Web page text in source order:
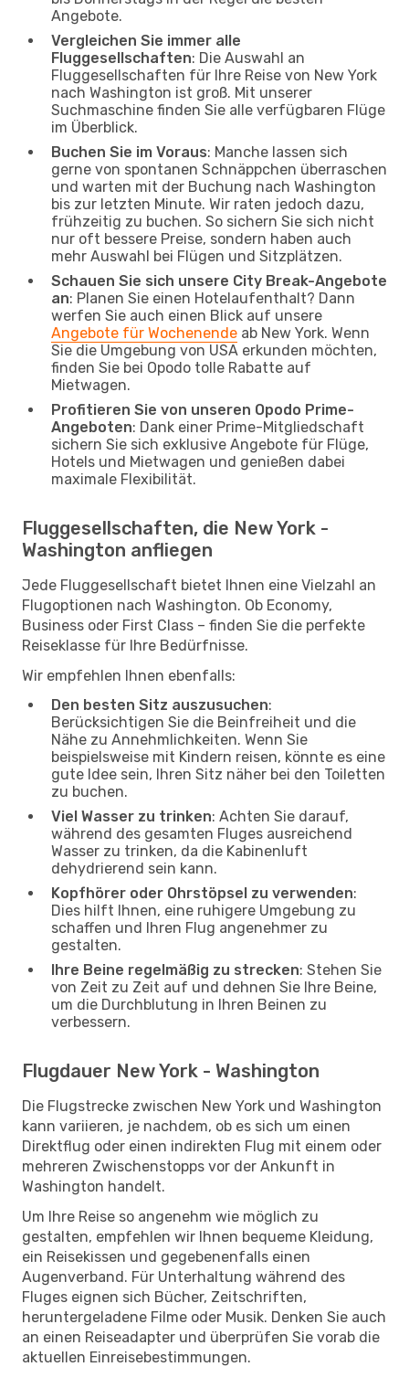
Angebote.
Vergleichen Sie immer alle
Fluggesellschaften: Die Auswahl an
Fluggesellschaften für Ihre Reise von New York
nach Washington ist groß. Mit unserer
Suchmaschine finden Sie alle verfügbaren Flüge
im Überblick.
Buchen Sie im Voraus: Manche lassen sich
gerne von spontanen Schnäppchen überraschen
und warten mit der Buchung nach Washington
bis zur letzten Minute. Wir raten jedoch dazu,
frühzeitig zu buchen. So sichern Sie sich nicht
nur oft bessere Preise, sondern haben auch
mehr Auswahl bei Flügen und Sitzplätzen.
Schauen Sie sich unsere City Break-Angebote
an: Planen Sie einen Hotelaufenthalt? Dann
werfen Sie auch einen Blick auf unsere
Angebote für Wochenende ab New York. Wenn
Sie die Umgebung von USA erkunden möchten,
finden Sie bei Opodo tolle Rabatte auf
Mietwagen.
Profitieren Sie von unseren Opodo Prime-
Angeboten: Dank einer Prime-Mitgliedschaft
sichern Sie sich exklusive Angebote für Flüge,
Hotels und Mietwagen und genießen dabei
maximale Flexibilität.
Fluggesellschaften, die New York -
Washington anfliegen
Jede Fluggesellschaft bietet Ihnen eine Vielzahl an
Flugoptionen nach Washington. Ob Economy,
Business oder First Class – finden Sie die perfekte
Reiseklasse für Ihre Bedürfnisse.
Wir empfehlen Ihnen ebenfalls:
Den besten Sitz auszusuchen:
Berücksichtigen Sie die Beinfreiheit und die
Nähe zu Annehmlichkeiten. Wenn Sie
beispielsweise mit Kindern reisen, könnte es eine
gute Idee sein, Ihren Sitz näher bei den Toiletten
zu buchen.
Viel Wasser zu trinken: Achten Sie darauf,
während des gesamten Fluges ausreichend
Wasser zu trinken, da die Kabinenluft
dehydrierend sein kann.
Kopfhörer oder Ohrstöpsel zu verwenden:
Dies hilft Ihnen, eine ruhigere Umgebung zu
schaffen und Ihren Flug angenehmer zu
gestalten.
Ihre Beine regelmäßig zu strecken: Stehen Sie
von Zeit zu Zeit auf und dehnen Sie Ihre Beine,
um die Durchblutung in Ihren Beinen zu
verbessern.
Flugdauer New York - Washington
Die Flugstrecke zwischen New York und Washington
kann variieren, je nachdem, ob es sich um einen
Direktflug oder einen indirekten Flug mit einem oder
mehreren Zwischenstopps vor der Ankunft in
Washington handelt.
Um Ihre Reise so angenehm wie möglich zu
gestalten, empfehlen wir Ihnen bequeme Kleidung,
ein Reisekissen und gegebenenfalls einen
Augenverband. Für Unterhaltung während des
Fluges eignen sich Bücher, Zeitschriften,
heruntergeladene Filme oder Musik. Denken Sie auch
an einen Reiseadapter und überprüfen Sie vorab die
aktuellen Einreisebestimmungen.